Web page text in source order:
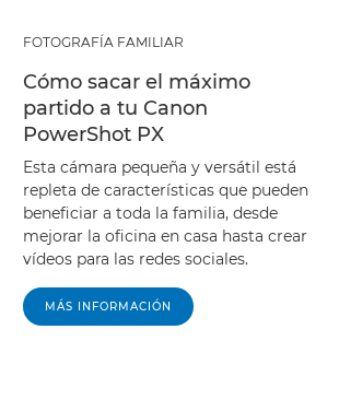
FOTOGRAFÍA FAMILIAR
Cómo sacar el máximo
partido a tu Canon
PowerShot PX
Esta cámara pequeña y versátil está
repleta de características que pueden
beneficiar a toda la familia, desde
mejorar la oficina en casa hasta crear
vídeos para las redes sociales.
MÁS INFORMACIÓN